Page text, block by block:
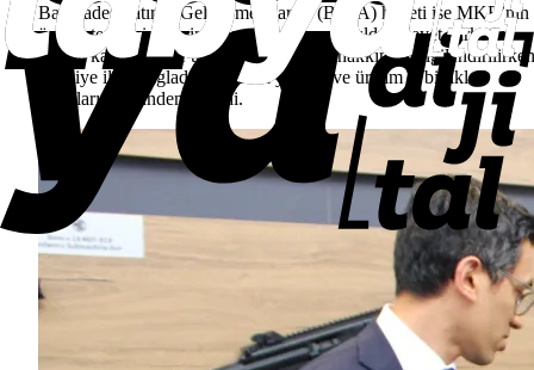
Bangladeş Yatırım Geliştirme İdaresi (BIDA) heyeti ise MKE’nin
üretim tesislerini yerinde inceleme fırsatı buldu. Heyet, şirketin
üretim kapasitesi ve teknolojik altyapısı hakkında
Türkiye ile Bangladeş arasında yatırım ve üretim iş birlikleri
konuları da gündeme geldi.